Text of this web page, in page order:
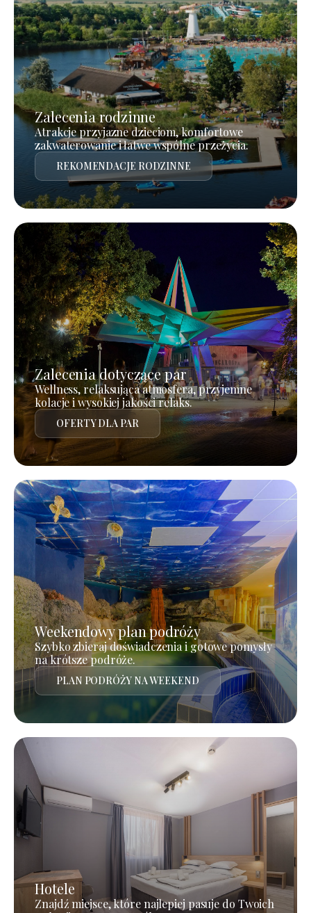
Zalecenia rodzinne
Atrakcje przyjazne dzieciom, komfortowe
zakwaterowanie i łatwe wspólne przeżycia.
REKOMENDACJE RODZINNE
Zalecenia dotyczące par
Wellness, relaksująca atmosfera, przyjemne
kolacje i wysokiej jakości relaks.
OFERTY DLA PAR
Weekendowy plan podróży
Szybko zbieraj doświadczenia i gotowe pomysły
na krótsze podróże.
PLAN PODRÓŻY NA WEEKEND
Hotele
Znajdź miejsce, które najlepiej pasuje do Twoich